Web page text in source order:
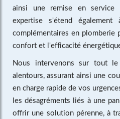
ainsi une remise en service
expertise s'étend
complémentaires en plomberie
confort et l'efficacité
Nous intervenons sur tout
alentours, assurant ainsi une
en charge rapide de vos
les désagréments liés à une
offrir une solution pérenne, à